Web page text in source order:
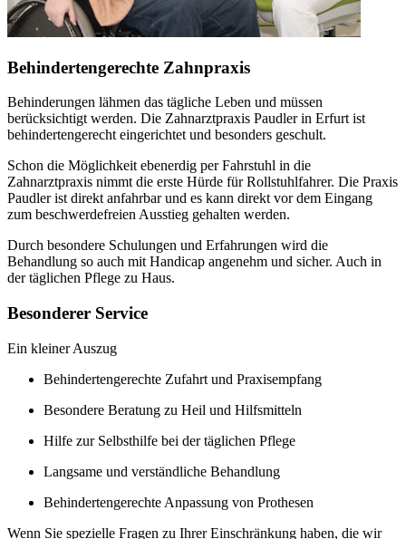
Behindertengerechte Zahnpraxis
Behinderungen lähmen das tägliche Leben und müssen
berücksichtigt werden. Die Zahnarztpraxis Paudler in Erfurt ist
behindertengerecht eingerichtet und besonders geschult.
Schon die Möglichkeit ebenerdig per Fahrstuhl in die
Zahnarztpraxis nimmt die erste Hürde für Rollstuhlfahrer. Die Praxis
Paudler ist direkt anfahrbar und es kann direkt vor dem Eingang
zum beschwerdefreien Ausstieg gehalten werden.
Durch besondere Schulungen und Erfahrungen wird die
Behandlung so auch mit Handicap angenehm und sicher. Auch in
der täglichen Pflege zu Haus.
Besonderer Service
Ein kleiner Auszug
Behindertengerechte Zufahrt und Praxisempfang
Besondere Beratung zu Heil und Hilfsmitteln
Hilfe zur Selbsthilfe bei der täglichen Pflege
Langsame und verständliche Behandlung
Behindertengerechte Anpassung von Prothesen
Wenn Sie spezielle Fragen zu Ihrer Einschränkung haben, die wir